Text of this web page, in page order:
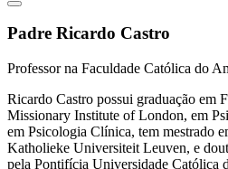
Padre Ricardo Castro
Professor na Faculdade Católica do
Ricardo Castro possui graduação em
Missionary Institute of London, em
em Psicologia Clínica, tem mestrado
Katholieke Universiteit Leuven, e
pela Pontifícia Universidade Católica